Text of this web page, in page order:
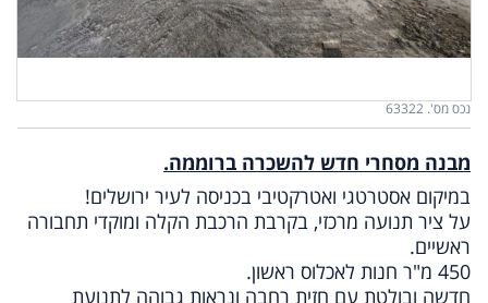
נכס מס'. 63322
מבנה מסחרי חדש להשכרה ברוממה.
במיקום אסטרטגי ואטרקטיבי בכניסה לעיר ירושלים!
על ציר תנועה מרכזי, בקרבת הרכבת הקלה ומוקדי תחבורה
ראשיים.
450 מ"ר חנות לאכלוס ראשון.
חדשה ובולטת עם חזית רחבה ונראות גבוהה לתנועת